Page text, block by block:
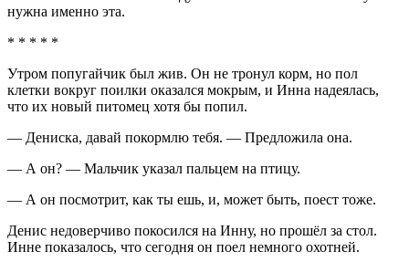
нужна именно эта.
* * * * *
Утром попугайчик был жив. Он не тронул корм, но пол
клетки вокруг поилки оказался мокрым, и Инна надеялась,
что их новый питомец хотя бы попил.
— Дениска, давай покормлю тебя. — Предложила она.
— А он? — Мальчик указал пальцем на птицу.
— А он посмотрит, как ты ешь, и, может быть, поест тоже.
Денис недоверчиво покосился на Инну, но прошёл за стол.
Инне показалось, что сегодня он поел немного охотней.